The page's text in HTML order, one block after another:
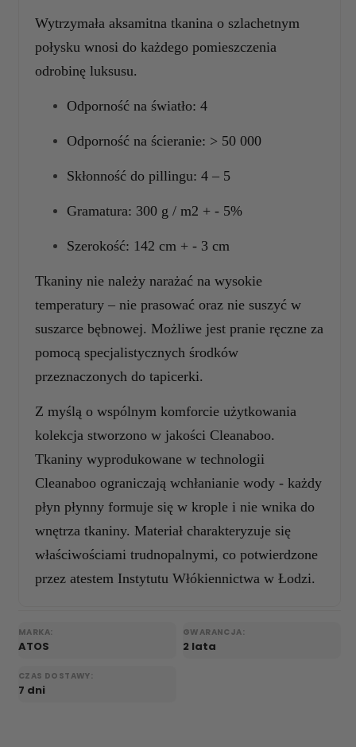
Wytrzymała aksamitna tkanina o szlachetnym
połysku wnosi do każdego pomieszczenia
odrobinę luksusu.
Odporność na światło: 4
Odporność na ścieranie: > 50 000
Skłonność do pillingu: 4 – 5
Gramatura: 300 g / m2 + - 5%
Szerokość: 142 cm + - 3 cm
Tkaniny nie należy narażać na wysokie
temperatury – nie prasować oraz nie suszyć w
suszarce bębnowej. Możliwe jest pranie ręczne za
pomocą specjalistycznych środków
przeznaczonych do tapicerki.
Z myślą o wspólnym komforcie użytkowania
kolekcja stworzono w jakości Cleanaboo.
Tkaniny wyprodukowane w technologii
Cleanaboo ograniczają wchłanianie wody - każdy
płyn płynny formuje się w krople i nie wnika do
wnętrza tkaniny. Materiał charakteryzuje się
właściwościami trudnopalnymi, co potwierdzone
przez atestem Instytutu Włókiennictwa w Łodzi.
MARKA:
ATOS
GWARANCJA:
2 lata
CZAS DOSTAWY:
7 dni